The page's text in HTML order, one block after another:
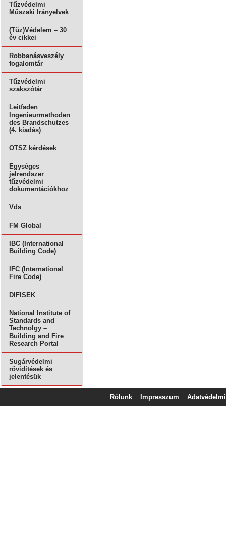
Tűzvédelmi
Műszaki Irányelvek
(Tűz)Védelem – 30
év cikkei
Robbanásveszély
fogalomtár
Tűzvédelmi
szakszótár
Leitfaden
Ingenieurmethoden
des Brandschutzes
(4. kiadás)
OTSZ kérdések
Egységes
jelrendszer
tűzvédelmi
dokumentációkhoz
Vds
FM Global
IBC (International
Building Code)
IFC (International
Fire Code)
DIFISEK
National Institute of
Standards and
Technolgy –
Building and Fire
Research Portal
Sugárvédelmi
rövidítések és
jelentésük
Rólunk Impresszum